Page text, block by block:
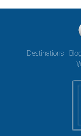
Destinations Blog